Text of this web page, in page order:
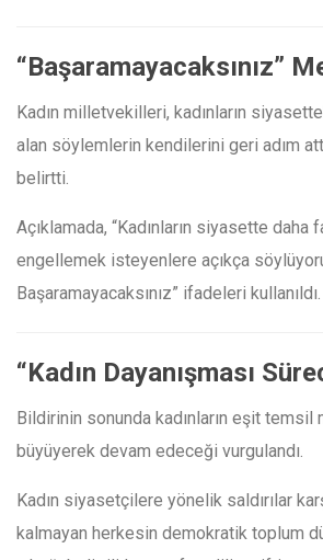
“Başaramayacaksınız”
Kadın milletvekilleri, kadınların
alan söylemlerin kendilerini geri adım
belirtti.
Açıklamada, “Kadınların siyasette daha
engellemek isteyenlere açıkça
Başaramayacaksınız” ifadeleri kullanıldı.
“Kadın Dayanışması
Bildirinin sonunda kadınların eşit temsil
büyüyerek devam edeceği vurgulandı.
Kadın siyasetçilere yönelik saldırılar
kalmayan herkesin demokratik toplum